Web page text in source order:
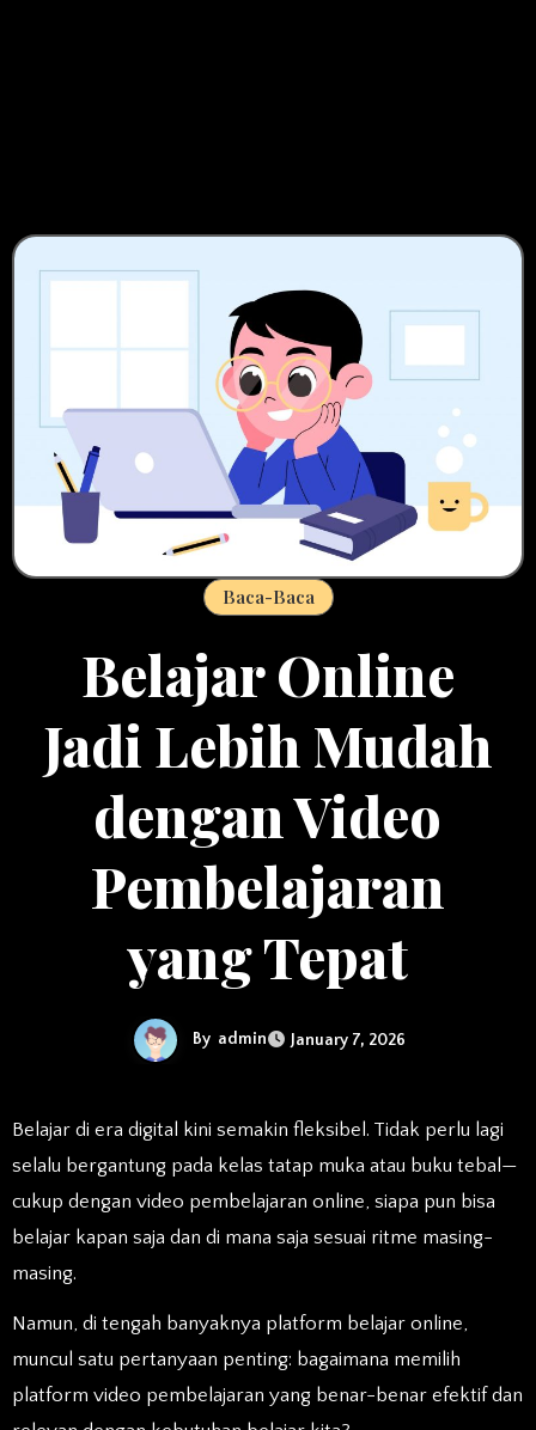
Baca-Baca
Belajar Online
Jadi Lebih Mudah
dengan Video
Pembelajaran
yang Tepat
By admin January 7, 2026
Belajar di era digital kini semakin fleksibel. Tidak perlu lagi
selalu bergantung pada kelas tatap muka atau buku tebal—
cukup dengan video pembelajaran online, siapa pun bisa
belajar kapan saja dan di mana saja sesuai ritme masing-
masing.
Namun, di tengah banyaknya platform belajar online,
muncul satu pertanyaan penting: bagaimana memilih
platform video pembelajaran yang benar-benar efektif dan